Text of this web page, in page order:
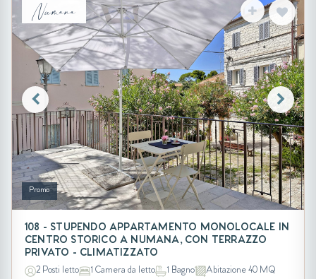
Numana
Promo
108 - STUPENDO APPARTAMENTO MONOLOCALE IN
CENTRO STORICO A NUMANA, CON TERRAZZO
PRIVATO - CLIMATIZZATO
2 Posti letto 1 Camera da letto 1 Bagno
Abitazione 40 MQ